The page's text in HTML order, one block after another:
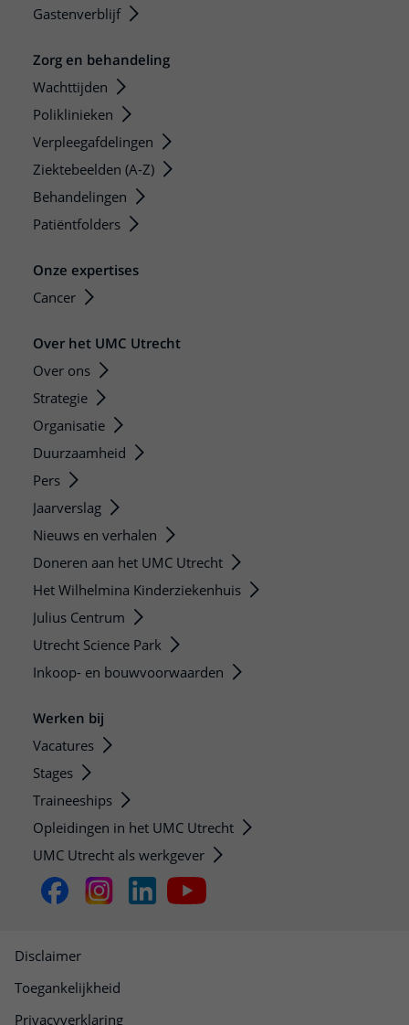
Gastenverblijf
Zorg en behandeling
Wachttijden
Poliklinieken
Verpleegafdelingen
Ziektebeelden (A-Z)
Behandelingen
Patiëntfolders
Onze expertises
Cancer
Over het UMC Utrecht
Over ons
Strategie
Organisatie
Duurzaamheid
Pers
Jaarverslag
Nieuws en verhalen
Doneren aan het UMC Utrecht
Het Wilhelmina Kinderziekenhuis
Julius Centrum
Utrecht Science Park
Inkoop- en bouwvoorwaarden
Werken bij
Vacatures
Stages
Traineeships
Opleidingen in het UMC Utrecht
UMC Utrecht als werkgever
Disclaimer
Toegankelijkheid
Privacyverklaring